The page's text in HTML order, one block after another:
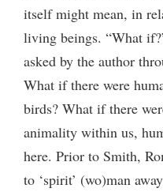
itself might mean, in
living beings. “What
asked by the author
What if there were
birds? What if there
animality within us,
here. Prior to Smith,
to ‘spirit’ (wo)man